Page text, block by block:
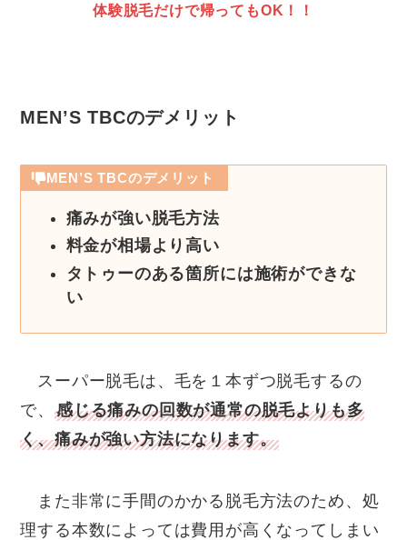
体験脱毛だけで帰ってもOK！！
MEN’S TBCのデメリット
MEN’S TBCのデメリット
痛みが強い脱毛方法
料金が相場より高い
タトゥーのある箇所には施術ができな
い
スーパー脱毛は、毛を１本ずつ脱毛するの
で、感じる痛みの回数が通常の脱毛よりも多
く、痛みが強い方法になります。
また非常に手間のかかる脱毛方法のため、処
理する本数によっては費用が高くなってしまい